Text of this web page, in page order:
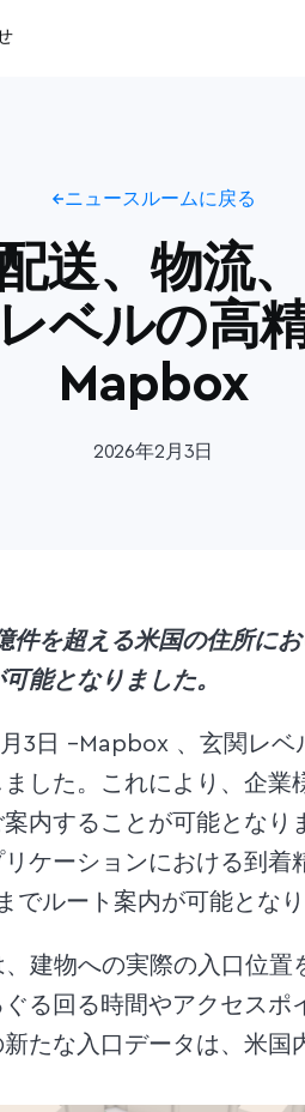
ニュースルームに戻る
送、物流
ベルの高
Mapbox
2026年2月3日
件を超える米国の住所に
能となりました。
3日 –Mapbox 、玄関レ
した。これにより、企業
内することが可能となり
ケーションにおける到着
でルート案内が可能となり
建物への実際の入口位置
る回る時間やアクセスポ
たな入口データは、米国